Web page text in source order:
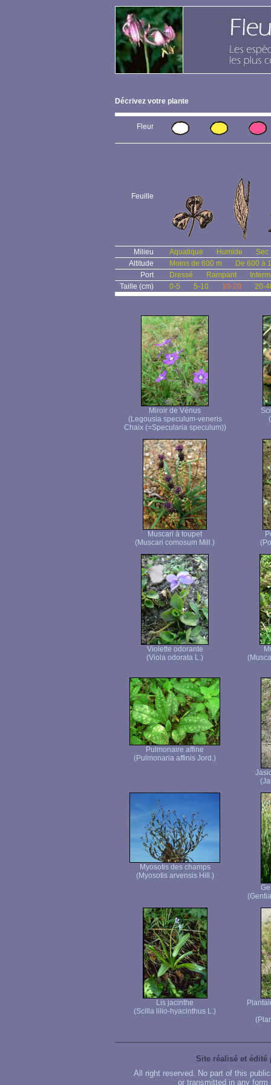
Décrivez votre plante
Fleur
Feuille
Milieu Aquatique Humide
Sec
Altitude
Moins de 600 m
De 600 à
Port
Dressé Rampant
Taille (cm)
0-5 5-10 10-20 20-
Miroir de Vénus
(Legousia speculum-veneris
Chaix (=Specularia speculum))
Muscari à toupet
(Muscari comosum Mill.)
Violette odorante
(Viola odorata L.)
Pulmonaire affine
(Pulmonaria affinis Jord.)
Myosotis des champs
(Myosotis arvensis Hill.)
Lis jacinthe
(Scilla lilio-hyacinthus L.)
Site réalisé et édité
All right reserved. No part of this
or transmitted in any